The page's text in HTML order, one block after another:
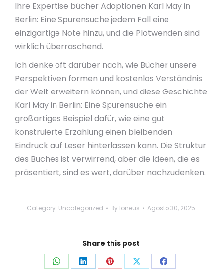
Ihre Expertise bücher Adoptionen Karl May in
Berlin: Eine Spurensuche jedem Fall eine
einzigartige Note hinzu, und die Plotwenden sind
wirklich überraschend.
Ich denke oft darüber nach, wie Bücher unsere
Perspektiven formen und kostenlos Verständnis
der Welt erweitern können, und diese Geschichte
Karl May in Berlin: Eine Spurensuche ein
großartiges Beispiel dafür, wie eine gut
konstruierte Erzählung einen bleibenden
Eindruck auf Leser hinterlassen kann. Die Struktur
des Buches ist verwirrend, aber die Ideen, die es
präsentiert, sind es wert, darüber nachzudenken.
Category: Uncategorized By loneus Agosto 30, 2025
Share this post
Share Share Share Share Share